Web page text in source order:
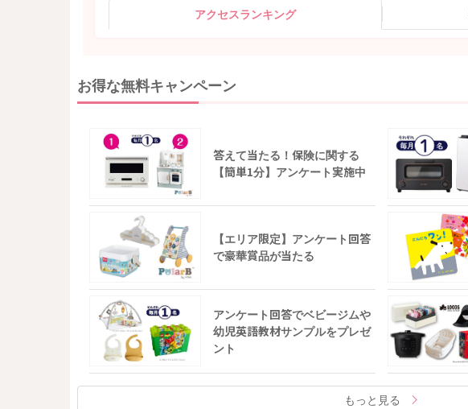
アクセスランキング
お得な無料キャンペーン
答えて当たる！保険に関する
【簡単1分】アンケート実施中
【エリア限定】アンケート回答
で豪華賞品が当たる
アンケート回答でベビージムや
幼児英語教材サンプルをプレゼ
ント
もっと見る